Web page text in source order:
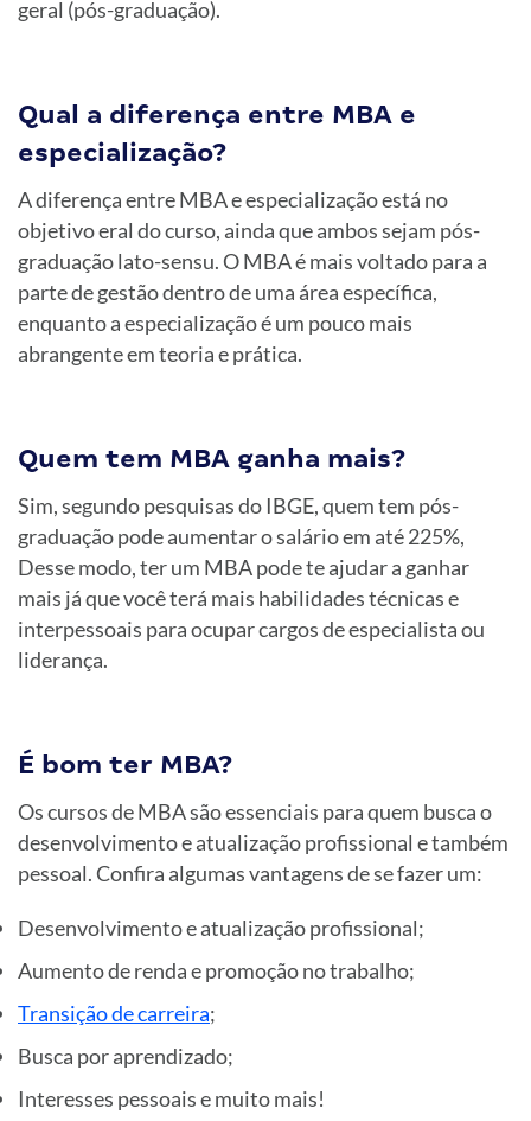
geral (pós-graduação).
Qual a diferença entre MBA e
especialização?
A diferença entre MBA e especialização está no
objetivo eral do curso, ainda que ambos sejam pós-
graduação lato-sensu. O MBA é mais voltado para a
parte de gestão dentro de uma área específica,
enquanto a especialização é um pouco mais
abrangente em teoria e prática.
Quem tem MBA ganha mais?
Sim, segundo pesquisas do IBGE, quem tem pós-
graduação pode aumentar o salário em até 225%,
Desse modo, ter um MBA pode te ajudar a ganhar
mais já que você terá mais habilidades técnicas e
interpessoais para ocupar cargos de especialista ou
liderança.
É bom ter MBA?
Os cursos de MBA são essenciais para quem busca o
desenvolvimento e atualização profissional e também
pessoal. Confira algumas vantagens de se fazer um:
Desenvolvimento e atualização profissional;
Aumento de renda e promoção no trabalho;
Transição de carreira;
Busca por aprendizado;
Interesses pessoais e muito mais!